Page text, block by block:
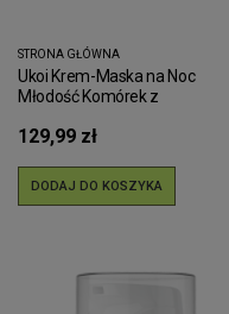
STRONA GŁÓWNA
Ukoi Krem-Maska na Noc
Młodość Komórek z
129,99 zł
DODAJ DO KOSZYKA